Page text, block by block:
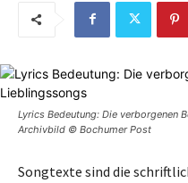
Lyrics Bedeutung: Die verborgenen
Archivbild © Bochumer Post
Songtexte sind die